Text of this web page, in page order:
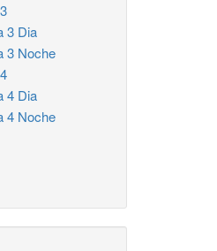
3 Dia
3 Noche
4 Dia
4 Noche